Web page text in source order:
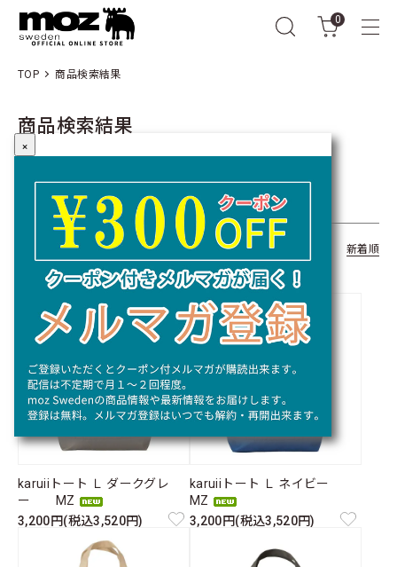
0
TOP 商品検索結果
商品検索結果
全309商品 おすすめ順 新着順
karuiiトート Ｌ ダークグレ
ー MZ
3,200円(税込3,520円)
karuiiトート Ｌ ネイビー
MZ
3,200円(税込3,520円)
×